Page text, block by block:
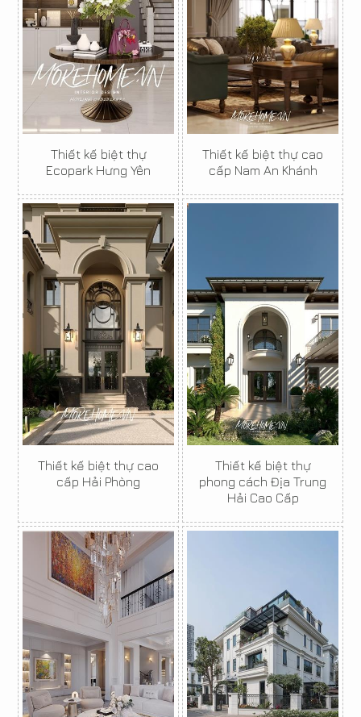
Thiết kế biệt thự
Ecopark Hưng Yên
Thiết kế biệt thự cao
cấp Nam An Khánh
Thiết kế biệt thự cao
cấp Hải Phòng
Thiết kế biệt thự
phong cách Địa Trung
Hải Cao Cấp